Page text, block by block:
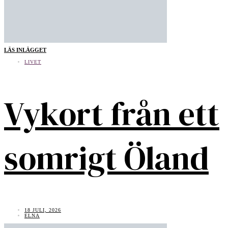
LÄS INLÄGGET
LIVET
Vykort från ett
somrigt Öland
18 JULI, 2026
ELNA